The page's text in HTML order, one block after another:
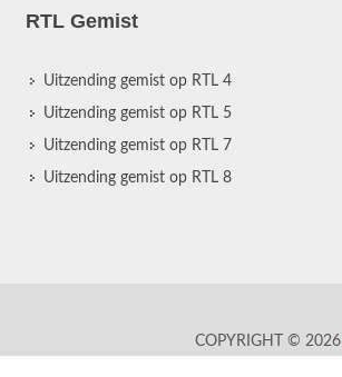
RTL Gemist
Uitzending gemist op RTL 4
Uitzending gemist op RTL 5
Uitzending gemist op RTL 7
Uitzending gemist op RTL 8
COPYRIGHT © 2026